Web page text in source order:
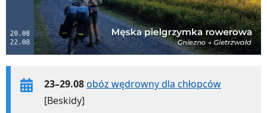
23–29.08obóz wędrowny dla chłopców
[Beskidy]